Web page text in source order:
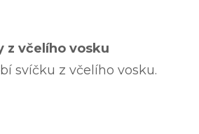
z včelího vosku
svíčku z včelího vosku.